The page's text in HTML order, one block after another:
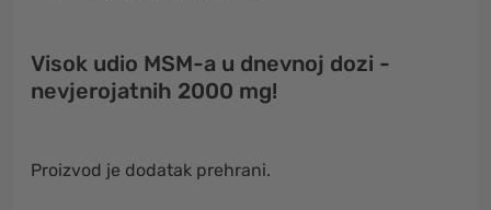
Visok udio MSM-a u dnevnoj dozi -
nevjerojatnih 2000 mg!
Proizvod je dodatak prehrani.